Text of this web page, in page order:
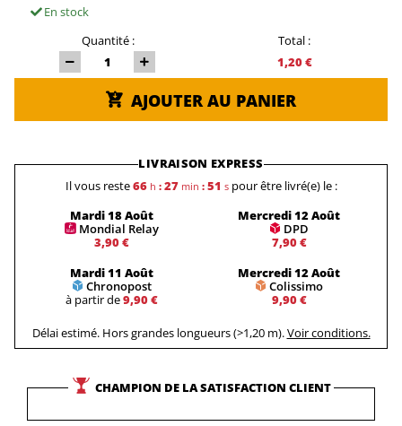
En stock
Quantité :
Total :
1,20 €
AJOUTER AU PANIER
LIVRAISON EXPRESS
Il vous reste66h : 27min : 50 s pour être livré(e) le :
Mardi 18 Août
Mondial Relay
3,90 €
Mercredi 12 Août
DPD
7,90 €
Mardi 11 Août
Chronopost
à partir de9,90 €
Mercredi 12 Août
Colissimo
9,90 €
Délai estimé. Hors grandes longueurs (>1,20 m).Voir conditions.
CHAMPION DE LA SATISFACTION CLIENT